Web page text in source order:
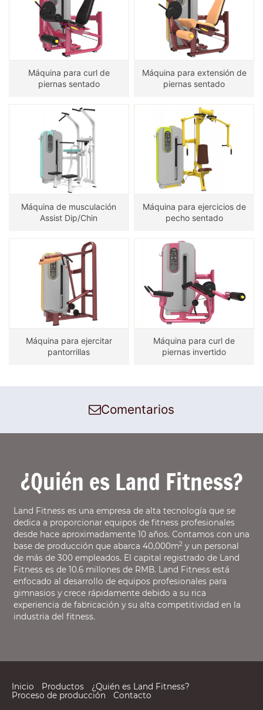
Máquina para curl de
piernas sentado
Máquina para extensión de
piernas sentado
Máquina de musculación
Assist Dip/Chin
Máquina para ejercicios de
pecho sentado
Máquina para ejercitar
pantorrillas
Máquina para curl de
piernas invertido
Comentarios
¿Quién es Land Fitness?
Land Fitness es una empresa de alta tecnología que se
dedica a proporcionar equipos de fitness profesionales
desde hace aproximadamente 10 años. Contamos con una
base de producción que abarca 40,000m2 y un personal
de más de 300 empleados. El capital registrado de Land
Fitness es de 10.6 millones de RMB. Land Fitness está
enfocado al desarrollo de equipos profesionales para
gimnasios y crece rápidamente debido a su rica
experiencia de fabricación y su alta competitividad en la
industria del fitness.
Inicio Productos
¿Quién es Land Fitness?
Proceso de producción
Contacto